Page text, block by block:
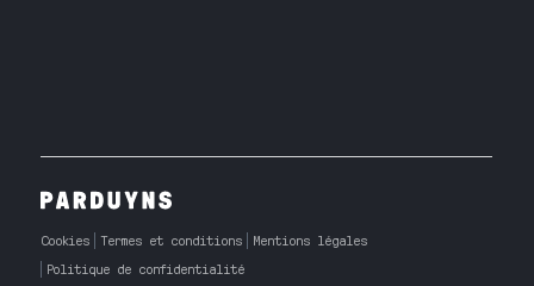
Cookies Termes et conditions
Mentions légales
Politique de confidentialité